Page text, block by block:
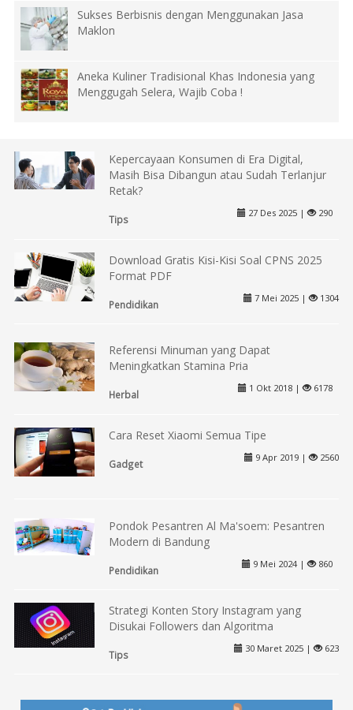
Sukses Berbisnis dengan Menggunakan Jasa
Maklon
Aneka Kuliner Tradisional Khas Indonesia yang
Menggugah Selera, Wajib Coba !
Kepercayaan Konsumen di Era Digital,
Masih Bisa Dibangun atau Sudah Terlanjur
Retak?
Tips
27 Des 2025 | 290
Download Gratis Kisi-Kisi Soal CPNS 2025
Format PDF
Pendidikan
7 Mei 2025 | 1304
Referensi Minuman yang Dapat
Meningkatkan Stamina Pria
Herbal
1 Okt 2018 | 6178
Cara Reset Xiaomi Semua Tipe
Gadget
9 Apr 2019 | 2560
Pondok Pesantren Al Ma'soem: Pesantren
Modern di Bandung
Pendidikan
9 Mei 2024 | 860
Strategi Konten Story Instagram yang
Disukai Followers dan Algoritma
Tips
30 Maret 2025 | 623